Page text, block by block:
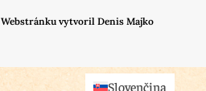
Webstránku vytvoril Denis Majko
Slovenčina